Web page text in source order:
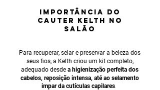
IMPORTÂNCIA DO
CAUTER KELTH NO
SALÃO
Para recuperar, selar e preservar a beleza dos
seus fios, a Kelth criou um kit completo,
adequado desde a higienização perfeita dos
cabelos, reposição intensa, até ao selamento
impar da cutículas capilares